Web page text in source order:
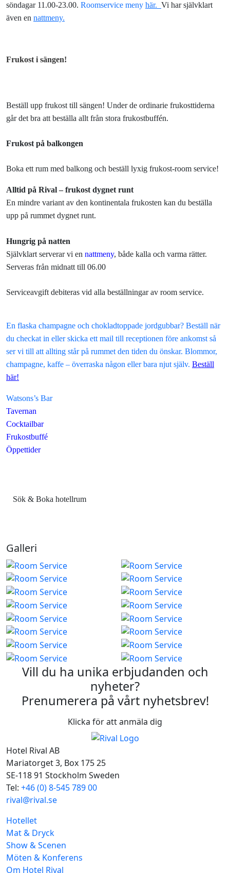
söndagar 11.00-23.00. Roomservice meny här. Vi har självklart
även en nattmeny.
Frukost i sängen!
Beställ upp frukost till sängen! Under de ordinarie frukosttiderna
går det bra att beställa allt från stora frukostbuffén.
Frukost på balkongen
Boka ett rum med balkong och beställ lyxig frukost-room service!
Alltid på Rival – frukost dygnet runt
En mindre variant av den kontinentala frukosten kan du beställa
upp på rummet dygnet runt.
Hungrig på natten
Självklart serverar vi en nattmeny, både kalla och varma rätter.
Serveras från midnatt till 06.00
Serviceavgift debiteras vid alla beställningar av room service.
En flaska champagne och chokladtoppade jordgubbar? Beställ när
du checkat in eller skicka ett mail till receptionen före ankomst så
ser vi till att allting står på rummet den tiden du önskar. Blommor,
champagne, kaffe – överraska någon eller bara njut själv. Beställ
här!
Watsons’s Bar
Tavernan
Cocktailbar
Frukostbuffé
Öppettider
Sök & Boka hotellrum
Galleri
Vill du ha unika erbjudanden och
nyheter?
Prenumerera på vårt nyhetsbrev!
Klicka för att anmäla dig
Hotel Rival AB
Mariatorget 3, Box 175 25
SE-118 91 Stockholm Sweden
Tel: +46 (0) 8-545 789 00
rival@rival.se
Hotellet
Mat & Dryck
Show & Scenen
Möten & Konferens
Om Hotel Rival